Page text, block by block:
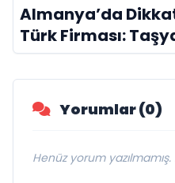
Almanya’da
Türk Firması:
Yorumlar (0)
Henüz yorum